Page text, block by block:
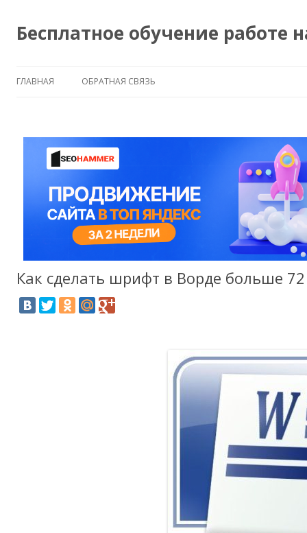
Бесплатное обучение работе
ГЛАВНАЯ ОБРАТНАЯ СВЯЗЬ
Как сделать шрифт в Ворде больше